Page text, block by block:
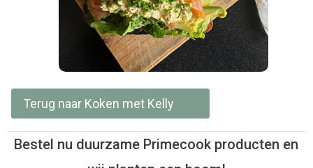
Terug naar Koken met Kelly
Bestel nu duurzame Primecook producten en